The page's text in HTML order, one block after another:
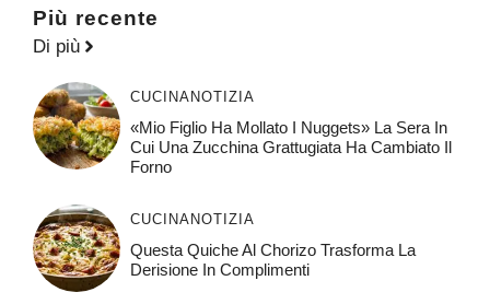
Più recente
Di più
CUCINA NOTIZIA
«Mio Figlio Ha Mollato I Nuggets» La Sera In
Cui Una Zucchina Grattugiata Ha Cambiato Il
Forno
CUCINA NOTIZIA
Questa Quiche Al Chorizo ​​trasforma La
Derisione In Complimenti